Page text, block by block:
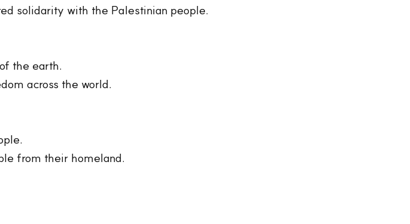
solidarity with the Palestinian people.
the earth.
across the world.
from their homeland.